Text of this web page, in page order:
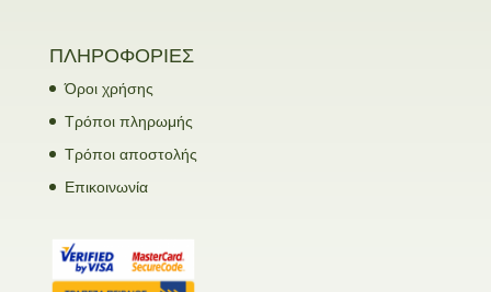
ΠΛΗΡΟΦΟΡΙΕΣ
Όροι χρήσης
Τρόποι πληρωμής
Τρόποι αποστολής
Επικοινωνία